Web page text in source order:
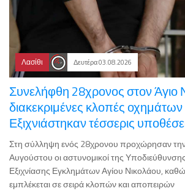
Λασίθι Δευτέρα 03.08.2026
Συνελήφθη 28χρονος στον Άγιο
διακεκριμένες κλοπές
Εξιχνιάστηκαν τέσσερις
Στη σύλληψη ενός 28χρονου προχώρησαν
Αυγούστου οι αστυνομικοί της
Εξιχνίασης Εγκλημάτων Αγίου Νικολάου,
εμπλέκεται σε σειρά κλοπών και αποπειρών